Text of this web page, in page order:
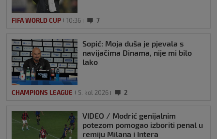
FIFA WORLD CUP 10:36 7
Sopić: Moja duša je pjevala s
navijačima Dinama, nije mi bilo
lako
CHAMPIONS LEAGUE 5. kol 2026 2
VIDEO / Modrić genijalnim
potezom pomogao izboriti penal u
remiju Milana i Intera